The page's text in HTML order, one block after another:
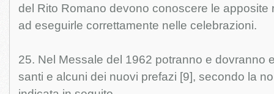
del Rito Romano devono conoscere le apposite
ad eseguirle correttamente nelle celebrazioni.
25. Nel Messale del 1962 potranno e dovranno
santi e alcuni dei nuovi prefazi [9], secondo la